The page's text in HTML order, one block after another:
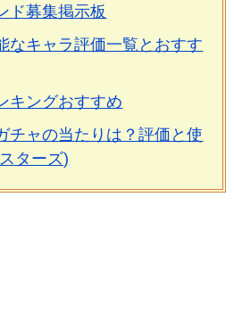
ド募集掲示板
なキャラ評価一覧とおすす
キングおすすめ
チャの当たりは？評価と使
ターズ)